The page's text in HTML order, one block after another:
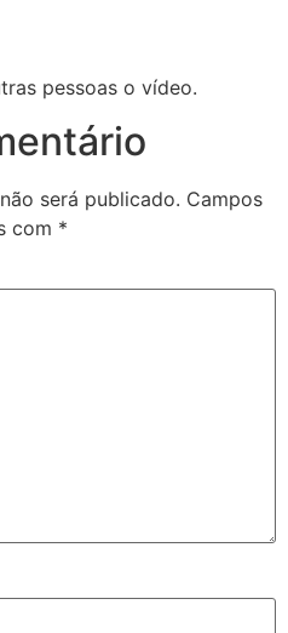
pessoas o vídeo.
será publicado. Campos
com *